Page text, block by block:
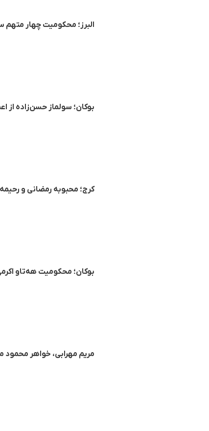
البرز؛ محکومیت چهار
بوکان؛ سولماز حسن‌زاده
کرج؛ محبوبه رمضانی و رحیمه
بوکان؛ محکومیت هه‌تاو
مریم مهرابی، خواهر